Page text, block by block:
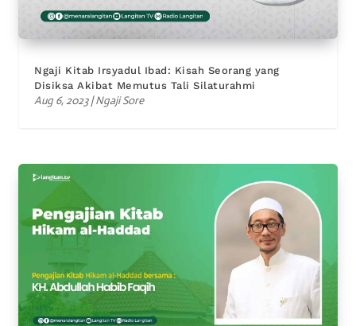
Ngaji Kitab Irsyadul Ibad: Kisah Seorang yang
Disiksa Akibat Memutus Tali Silaturahmi
Aug 6, 2023|Ngaji Sore